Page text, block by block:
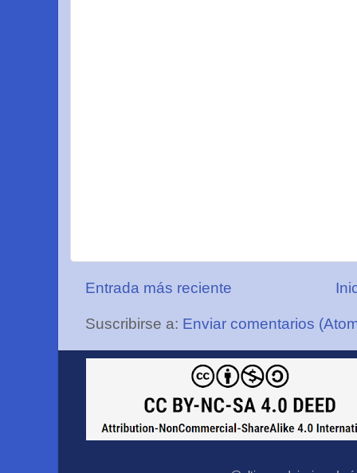
Entrada más reciente
Suscribirse a: Enviar comentarios